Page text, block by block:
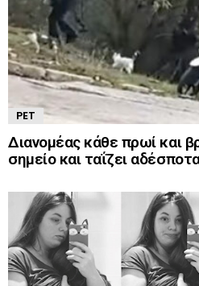
PET
Διανομέας κάθε πρωί και
σημείο και ταΐζει